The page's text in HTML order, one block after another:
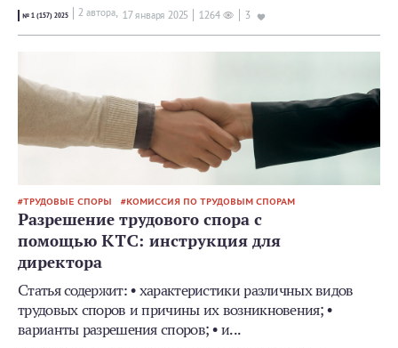
№ 1 (157) 2025 2 автора, 17 января 2025 1264 3
ТРУДОВЫЕ СПОРЫ КОМИССИЯ ПО ТРУДОВЫМ СПОРАМ
Разрешение трудового спора с
помощью КТС: инструкция для
директора
Статья содержит: • характеристики различных видов
трудовых споров и причины их возникновения; •
варианты разрешения споров; • и...